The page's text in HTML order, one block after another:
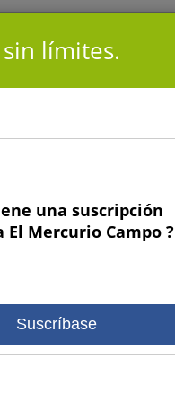
1 kg
límites.
una suscripción
El Mercurio Campo ?
Suscríbase